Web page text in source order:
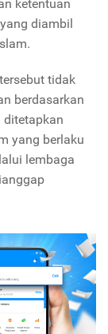
ketentuan
diambil
tidak
berdasarkan
ditetapkan
yang berlaku
lembaga